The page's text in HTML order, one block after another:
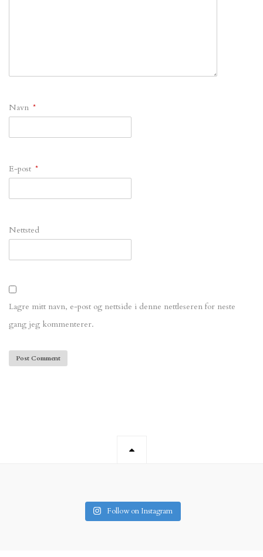
Navn *
E-post *
Nettsted
Lagre mitt navn, e-post og nettside i denne nettleseren for neste
gang jeg kommenterer.
Follow on Instagram